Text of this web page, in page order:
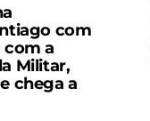
com
com a
Militar,
chega a